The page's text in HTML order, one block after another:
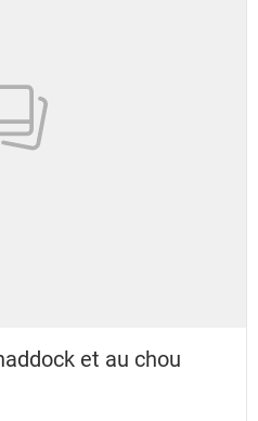
et au chou